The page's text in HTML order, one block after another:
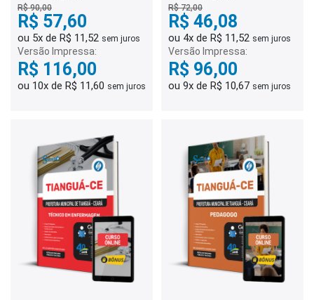
R$ 90,00
R$ 57,60
ou 5x de R$ 11,52 sem juros
Versão Impressa:
R$ 116,00
ou 10x de R$ 11,60 sem juros
R$ 72,00
R$ 46,08
ou 4x de R$ 11,52 sem juros
Versão Impressa:
R$ 96,00
ou 9x de R$ 10,67 sem juros